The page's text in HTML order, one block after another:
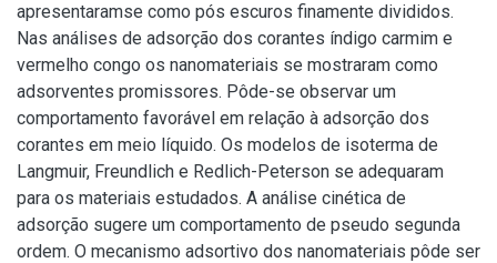
apresentaramse como pós escuros finamente divididos.
Nas análises de adsorção dos corantes índigo carmim e
vermelho congo os nanomateriais se mostraram como
adsorventes promissores. Pôde-se observar um
comportamento favorável em relação à adsorção dos
corantes em meio líquido. Os modelos de isoterma de
Langmuir, Freundlich e Redlich-Peterson se adequaram
para os materiais estudados. A análise cinética de
adsorção sugere um comportamento de pseudo segunda
ordem. O mecanismo adsortivo dos nanomateriais pôde ser